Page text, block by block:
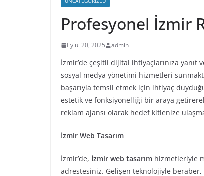
Profesyonel İzmir
Eylül 20, 2025 admin
İzmir’de çeşitli dijital ihtiyaçlarınıza
sosyal medya yönetimi hizmetleri
başarıyla temsil etmek için ihtiyaç
estetik ve fonksiyonelliği bir araya
reklam ajansı olarak hedef kitlenize
İzmir Web Tasarım
İzmir’de, İzmir web tasarım hizmetleriyle
adrestesiniz. Gelişen teknolojiyle